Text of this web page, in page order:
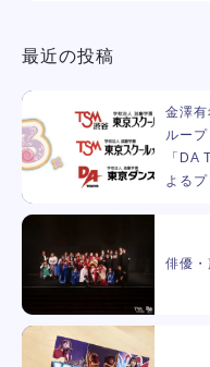
最近の投稿
金澤
ルー
「DA
よる
俳優・